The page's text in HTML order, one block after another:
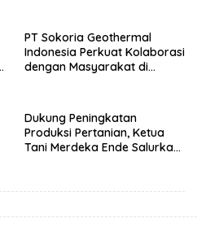
PT Sokoria Geothermal
Indonesia Perkuat Kolaborasi
dengan Masyarakat di
Dukung Peningkatan
Produksi Pertanian, Ketua
Tani Merdeka Ende Salurkan